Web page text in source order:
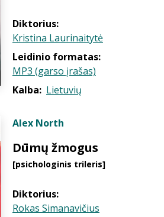
Diktorius:
Kristina Laurinaitytė
Leidinio formatas:
MP3 (garso įrašas)
Kalba: Lietuvių
Alex North
Dūmų žmogus
[psichologinis trileris]
Diktorius:
Rokas Simanavičius